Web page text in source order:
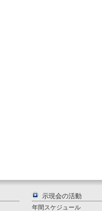
示現会の活動
年間スケジュール